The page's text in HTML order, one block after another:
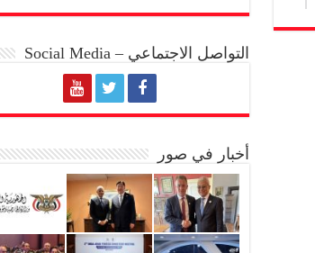
التواصل الاجتماعي – Social Media
أخبار في صور